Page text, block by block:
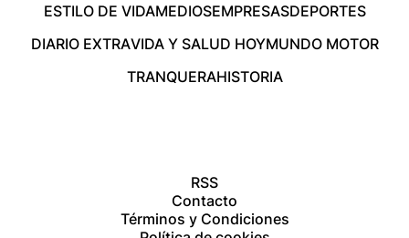
ESTILO DE VIDAMEDIOSEMPRESASDEPORTES
DIARIO EXTRAVIDA Y SALUD HOYMUNDO MOTOR
TRANQUERAHISTORIA
RSS
Contacto
Términos y Condiciones